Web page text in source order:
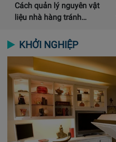
Cách quản lý nguyên vật
liệu nhà hàng tránh…
KHỞI NGHIỆP